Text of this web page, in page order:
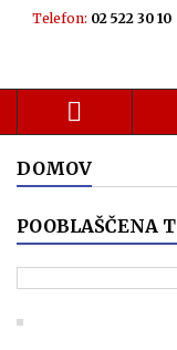
Telefon: 02 522 30 10

DOMOV
POOBLAŠČENA